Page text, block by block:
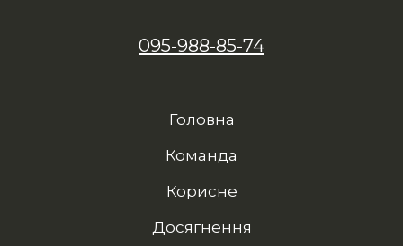
095-988-85-74
Головна
Команда
Корисне
Досягнення